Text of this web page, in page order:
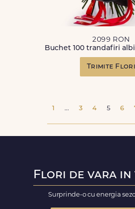
2099 RON
Buchet 100 trandafiri
Trimite Flori
1 ... 3 4 5 6
Flori de vara
Surprinde-o cu energia